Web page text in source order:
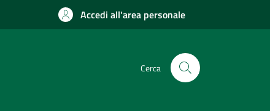
Accedi all'area personale
Cerca